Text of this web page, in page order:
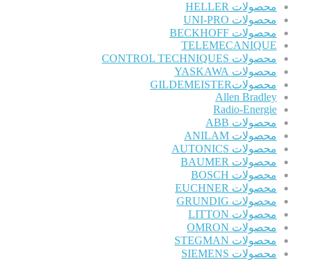
محصولات HELLER
محصولات UNI-PRO
محصولات BECKHOFF
TELEMECANIQUE
محصولات CONTROL TECHNIQUES
محصولات YASKAWA
محصولاتGILDEMEISTER
Allen Bradley
Radio-Energie
محصولات ABB
محصولات ANILAM
محصولات AUTONICS
محصولات BAUMER
محصولات BOSCH
محصولات EUCHNER
محصولات GRUNDIG
محصولات LITTON
محصولات OMRON
محصولات STEGMAN
محصولات SIEMENS